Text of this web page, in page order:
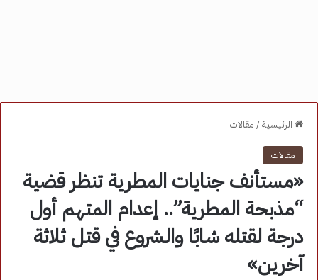
الرئيسية/ مقالات
مقالات
«مستأنف جنايات المطرية تنظر قضية
“مذبحة المطرية”.. إعدام المتهم أول
درجة لقتله شابًا والشروع في قتل ثلاثة
آخرين»